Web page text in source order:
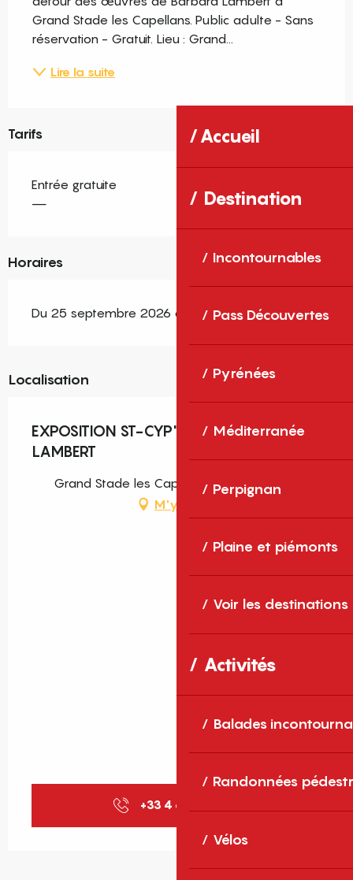
Accueil
Destination
Incontournables
Pass Découvertes
Pyrénées
Méditerranée
Perpignan
Plaine et piémonts
Voir les destinations
Activités
Balades
Randonnées
Vélos
Grand Stade les Capellans. Public adulte - Sans
réservation - Gratuit. Lieu : Grand...
Lire la suite
Tarifs
Entrée gratuite
—
Horaires
Du 25 septembre 2026 au 13 novembre 2026
Localisation
EXPOSITION ST-CYP'ART BARBARA
LAMBERT
Grand Stade les Capellans, Saint-Cyprien
M'y rendre
+33 4 68 37 32